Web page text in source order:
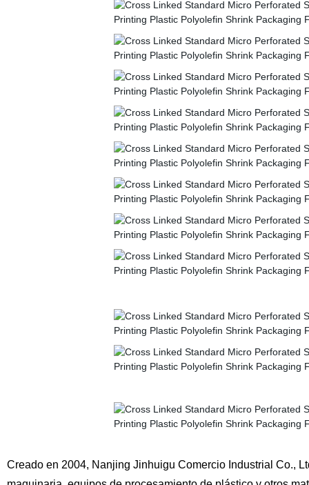
Creado en 2004, Nanjing Jinhuigu Comercio Industrial Co.,